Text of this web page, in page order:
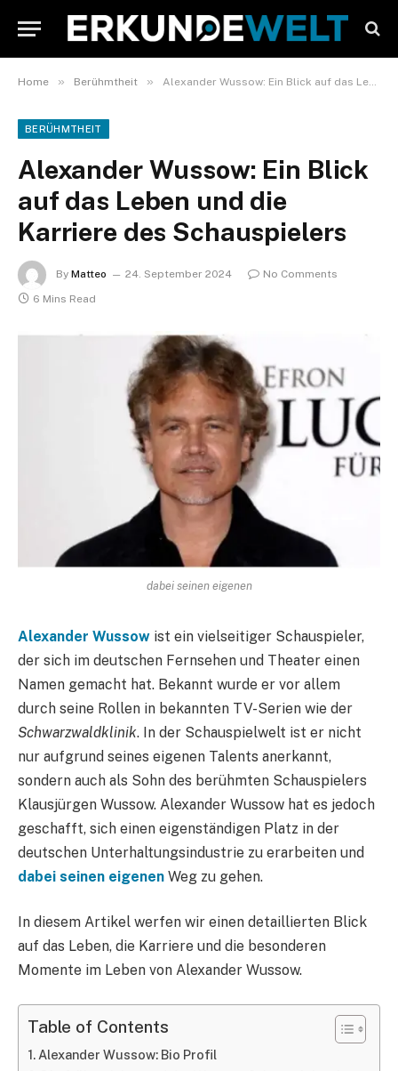
Home » Berühmtheit » Alexander Wussow: Ein Blick auf das Leben und die Karriere des Schauspielers
BERÜHMTHEIT
Alexander Wussow: Ein Blick
auf das Leben und die
Karriere des Schauspielers
By Matteo 24. September 2024
No Comments
6 Mins Read
dabei seinen eigenen
Alexander Wussow ist ein vielseitiger Schauspieler,
der sich im deutschen Fernsehen und Theater einen
Namen gemacht hat. Bekannt wurde er vor allem
durch seine Rollen in bekannten TV-Serien wie der
Schwarzwaldklinik. In der Schauspielwelt ist er nicht
nur aufgrund seines eigenen Talents anerkannt,
sondern auch als Sohn des berühmten Schauspielers
Klausjürgen Wussow. Alexander Wussow hat es jedoch
geschafft, sich einen eigenständigen Platz in der
deutschen Unterhaltungsindustrie zu erarbeiten und
dabei seinen eigenen Weg zu gehen.
In diesem Artikel werfen wir einen detaillierten Blick
auf das Leben, die Karriere und die besonderen
Momente im Leben von Alexander Wussow.
Table of Contents
Alexander Wussow: Bio Profil